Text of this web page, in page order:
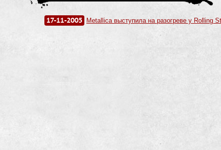
17-11-2005 Metallica выступила на разогреве у Rolling